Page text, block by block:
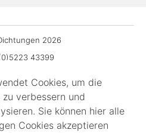
Cookies, um die
verbessern und
Sie können hier alle
Cookies akzeptieren
2026
43399
dichtungen.at
3
Mils